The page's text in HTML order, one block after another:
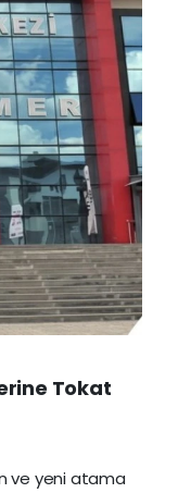
Tokat
ve yeni atama